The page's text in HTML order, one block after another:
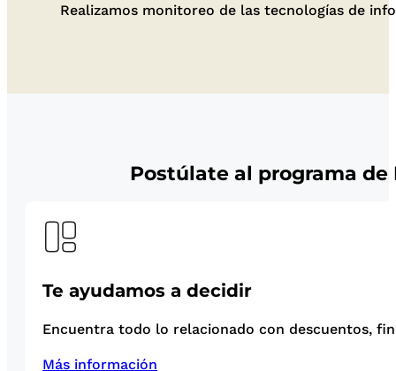
Realizamos monitoreo de las tecnologías de
Postúlate al programa
Te ayudamos a decidir
Encuentra todo lo relacionado con descuentos,
Más información